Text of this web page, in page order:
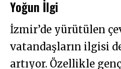
Yoğun İlgi
İzmir’de yürütülen
vatandaşların ilgisi
artıyor. Özellikle